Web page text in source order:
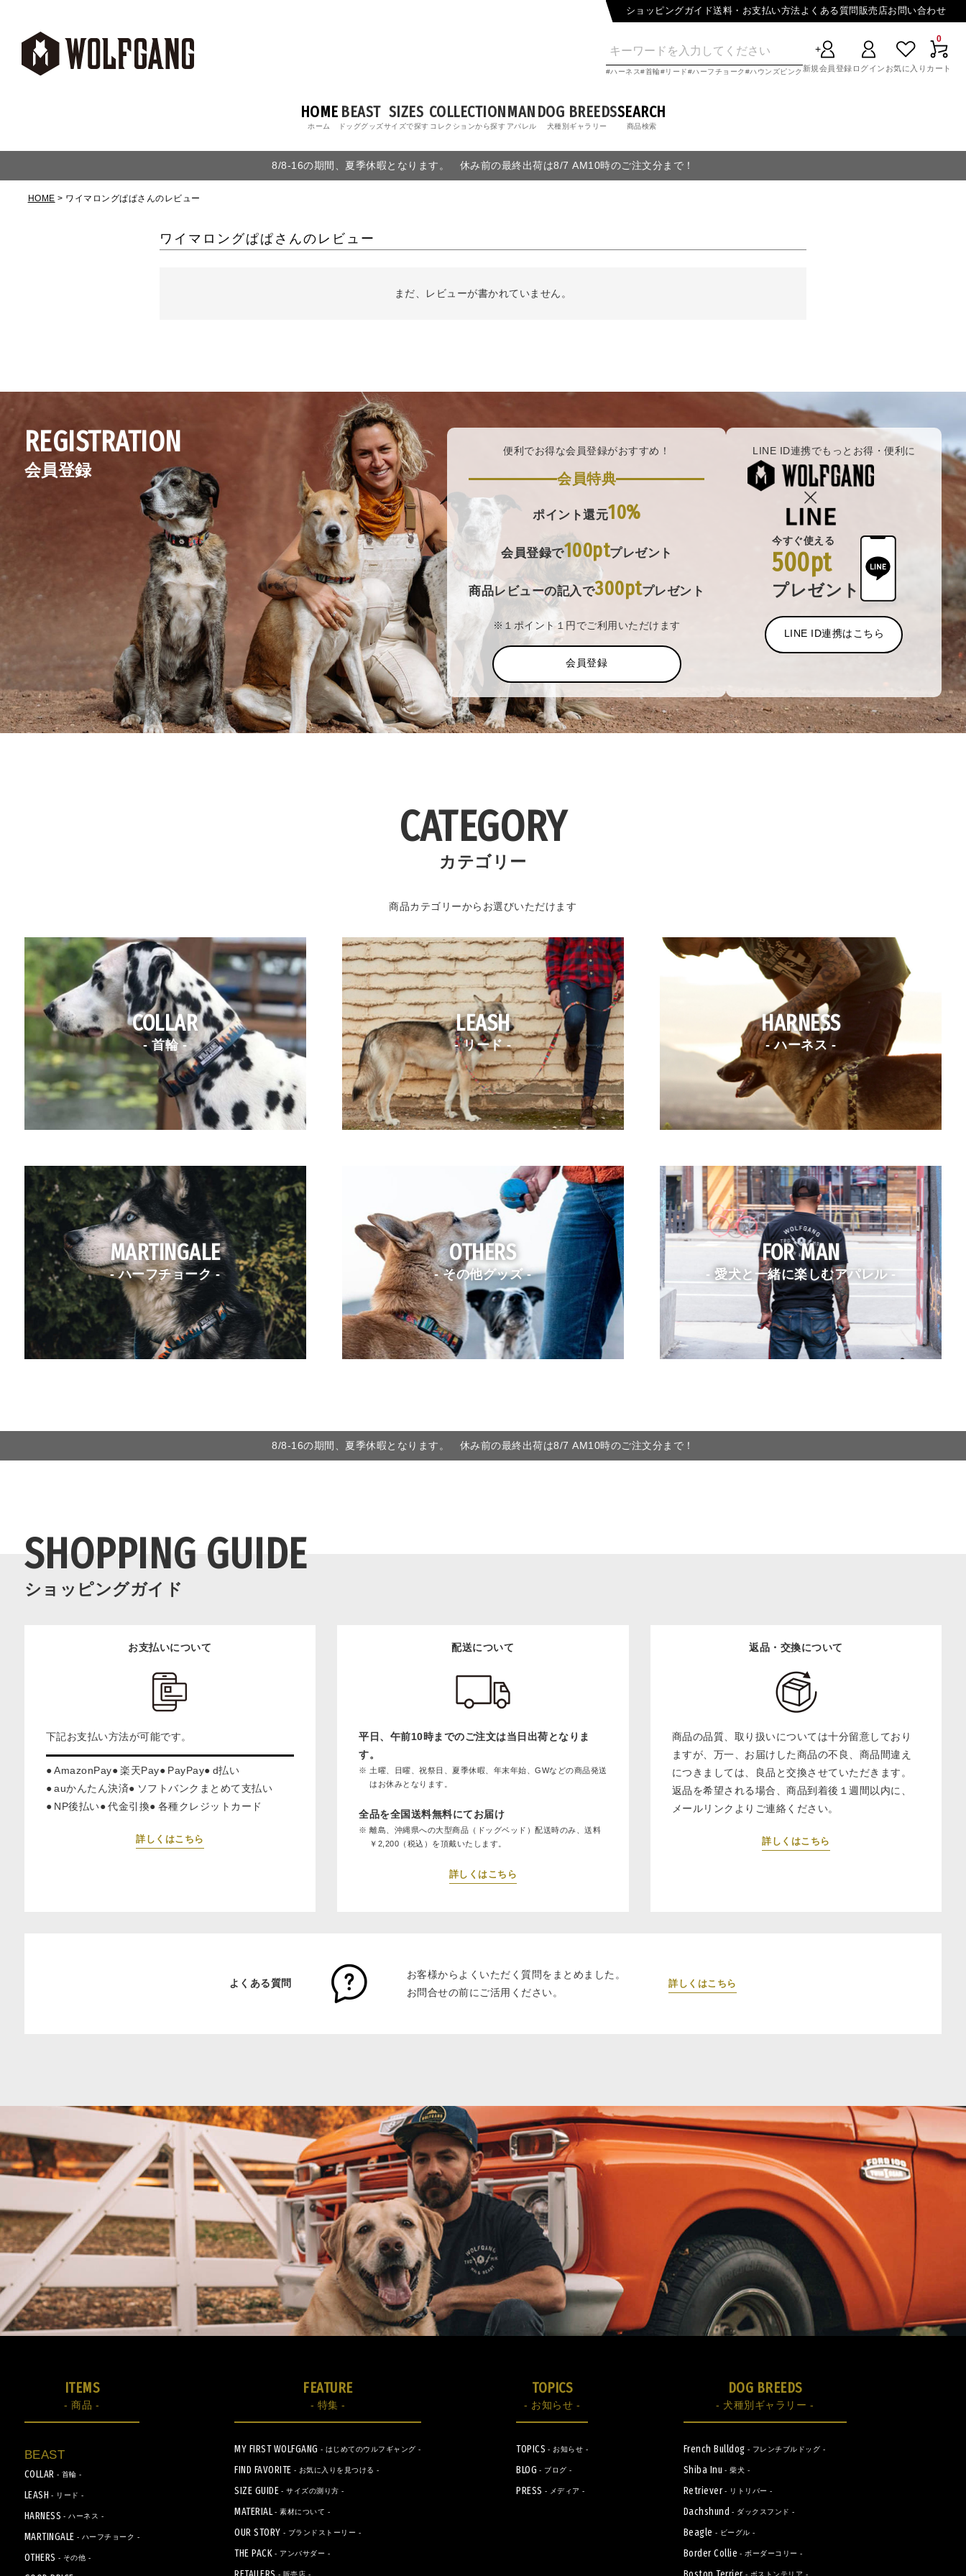
ショッピングガイド送料・お支払い方法よくある質問販売店お問い合わせ
ハーネス 首輪 リード ハーフチョーク ハウンズピンク 新規会員登録 ログイン お気に入り
0
カート
HOME
ホーム
BEAST
ドッググッズ
SIZES
サイズで探す
COLLECTION
コレクションから探す
MAN
アパレル
DOG BREEDS
犬種別ギャラリー
SEARCH
商品検索
8/8-16の期間、夏季休暇となります。 休み前の最終出荷は8/7 AM10時のご注文分まで！
HOME ワイマロングぱぱさんのレビュー
ワイマロングぱぱさんのレビュー
まだ、レビューが書かれていません。
REGISTRATION
会員登録
便利でお得な会員登録がおすすめ！
会員特典
ポイント還元10%
会員登録で100ptプレゼント
商品レビューの記入で300ptプレゼント
※１ポイント１円でご利用いただけます
会員登録
LINE ID連携でもっとお得・便利に
今すぐ使える
500pt
プレゼント
LINE ID連携はこちら
CATEGORY
カテゴリー
商品カテゴリーからお選びいただけます
COLLAR
- 首輪 -
LEASH
- リード -
HARNESS
- ハーネス -
MARTINGALE
- ハーフチョーク -
OTHERS
- その他グッズ -
FOR MAN
- 愛犬と一緒に楽しむアパレル -
8/8-16の期間、夏季休暇となります。 休み前の最終出荷は8/7 AM10時のご注文分まで！
SHOPPING GUIDE
ショッピングガイド
お支払いについて
下記お支払い方法が可能です。
AmazonPay 楽天Pay PayPay
d払い
auかんたん決済
ソフトバンクまとめて支払い
NP後払い
代金引換 各種クレジットカード
詳しくはこちら
配送について
平日、午前10時までのご注文は当日出荷となりま
す。
土曜、日曜、祝祭日、夏季休暇、年末年始、GWなどの商品発送
はお休みとなります。
全品を全国送料無料にてお届け
離島、沖縄県への大型商品（ドッグベッド）配送時のみ、送料
￥2,200（税込）を頂戴いたします。
詳しくはこちら
返品・交換について
商品の品質、取り扱いについては十分留意しており
ますが、万一、お届けした商品の不良、商品間違え
につきましては、良品と交換させていただきます。
返品を希望される場合、商品到着後１週間以内に、
メールリンクよりご連絡ください。
詳しくはこちら
よくある質問
お客様からよくいただく質問をまとめました。
お問合せの前にご活用ください。
詳しくはこちら
ITEMS
- 商品 -
BEAST
COLLAR - 首輪 -
LEASH - リード -
HARNESS - ハーネス -
MARTINGALE - ハーフチョーク -
OTHERS - その他 -
FEATURE
- 特集 -
MY FIRST WOLFGANG - はじめてのウルフギャング -
FIND FAVORITE - お気に入りを見つける -
SIZE GUIDE - サイズの測り方 -
MATERIAL - 素材について -
OUR STORY - ブランドストーリー -
THE PACK - アンバサダー -
- 販売店 -
TOPICS
- お知らせ -
TOPICS - お知らせ -
BLOG - ブログ -
PRESS - メディア -
DOG BREEDS
- 犬種別ギャラリー -
French Bulldog - フレンチブルドッグ -
Shiba Inu - 柴犬 -
Retriever - リトリバー -
Dachshund - ダックスフンド -
Beagle - ビーグル -
Border Collie - ボーダーコリー -
- ボストンテリア -